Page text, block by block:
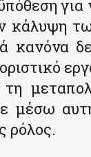
για
κάλυψη
μέσω
ρόλος.